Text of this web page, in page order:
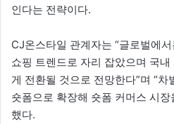
인다는 전략이다.
CJ온스타일 관계자는 “글로벌에
쇼핑 트렌드로 자리 잡았으며 국
게 전환될 것으로 전망한다”며 “
숏폼으로 확장해 숏폼 커머스 시
했다.